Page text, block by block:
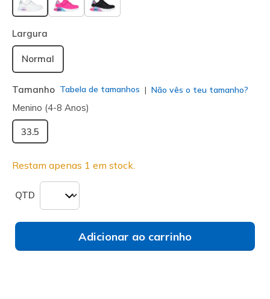
selecionado
Largura
Normal
Tamanho Tabela de tamanhos Não vês o teu tamanho?
Menino (4-8 Anos)
33.5
Restam apenas 1 em stock.
QTD
Adicionar ao carrinho